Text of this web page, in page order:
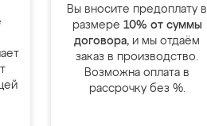
Вы вносите предоплату в
размере 10% от суммы
договора, и мы отдаём
заказ в производство.
Возможна оплата в
рассрочку без %.